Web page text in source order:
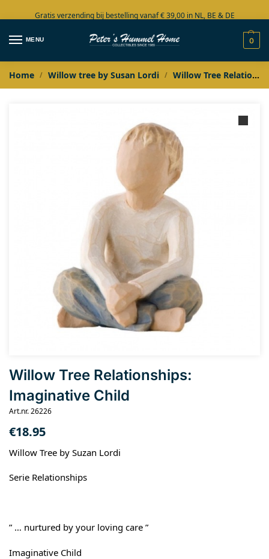
Gratis verzending bij bestelling vanaf € 39,00 in NL, BE & DE
Grote collectie in voorraad
MENU 0
Home / Willow tree by Susan Lordi / Willow Tree Relationships
Willow Tree Relationships:
Imaginative Child
Art.nr. 26226
€18.95
Willow Tree by Suzan Lordi
Serie Relationships
” … nurtured by your loving care ”
Imaginative Child